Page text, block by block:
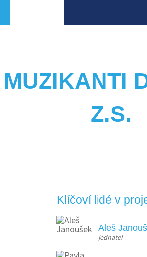
MUZIKANTI
Z.S.
Klíčoví lidé v
Aleš
jednatel